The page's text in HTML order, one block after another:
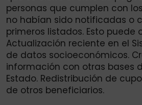
personas que cumplen con
no habían sido notificadas o
primeros listados. Esto puede
Actualización reciente en el
de datos socioeconómicos.
información con otras bases
Estado. Redistribución de
de otros beneficiarios.